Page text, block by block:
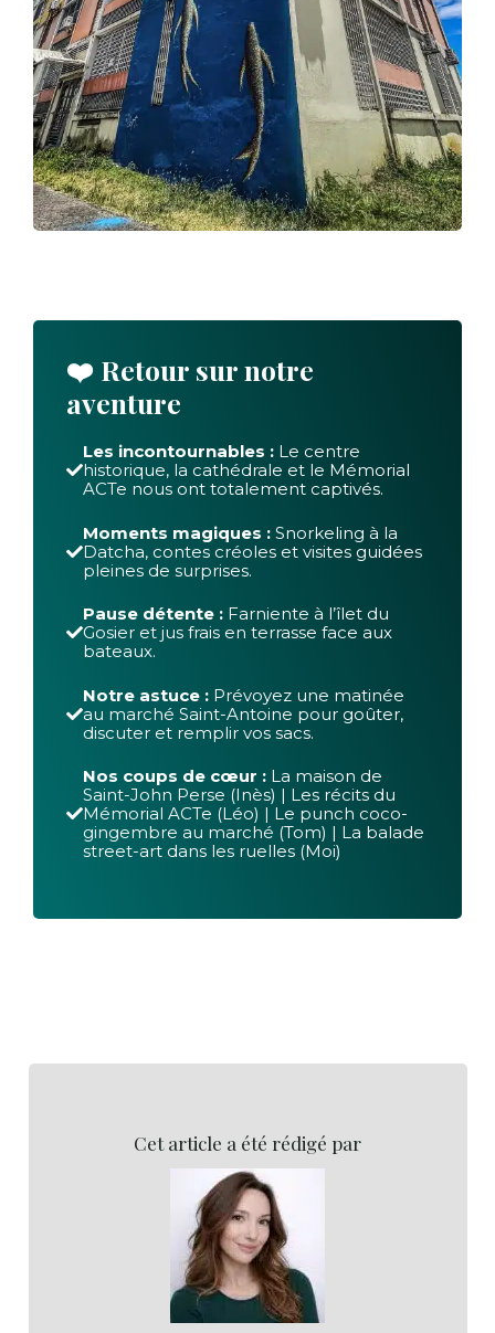
❤️ Retour sur notre
aventure
Les incontournables : Le centre
historique, la cathédrale et le Mémorial
ACTe nous ont totalement captivés.
Moments magiques : Snorkeling à la
Datcha, contes créoles et visites guidées
pleines de surprises.
Pause détente : Farniente à l’îlet du
Gosier et jus frais en terrasse face aux
bateaux.
Notre astuce : Prévoyez une matinée
au marché Saint-Antoine pour goûter,
discuter et remplir vos sacs.
Nos coups de cœur : La maison de
Saint-John Perse (Inès) | Les récits du
Mémorial ACTe (Léo) | Le punch coco-
gingembre au marché (Tom) | La balade
street-art dans les ruelles (Moi)
Cet article a été rédigé par